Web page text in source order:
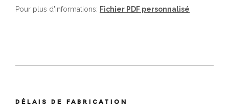
Pour plus d'informations: Fichier PDF personnalisé
DÉLAIS DE FABRICATION